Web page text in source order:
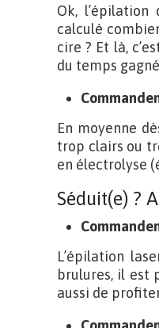
Ok,
calculé
cire ? Et là,
du temps
En moyenne
trop clairs ou
en électrolyse
Séduit(e) ?
L’épilation
brulures, il est
aussi de